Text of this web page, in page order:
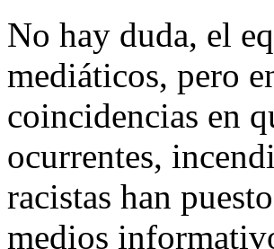
No hay duda, el
mediáticos, pero
coincidencias en
ocurrentes,
racistas han
medios